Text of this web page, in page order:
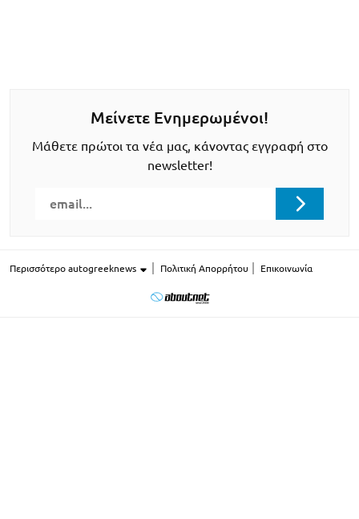
Μείνετε Ενημερωμένοι!
Μάθετε πρώτοι τα νέα μας, κάνοντας εγγραφή στο
newsletter!
Περισσότερο autogreeknews Πολιτική Απορρήτου Επικοινωνία